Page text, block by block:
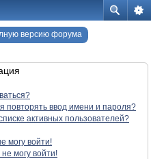
версию форума
повторять ввод имени и пароля?
активных пользователей?
могу войти!
могу войти!